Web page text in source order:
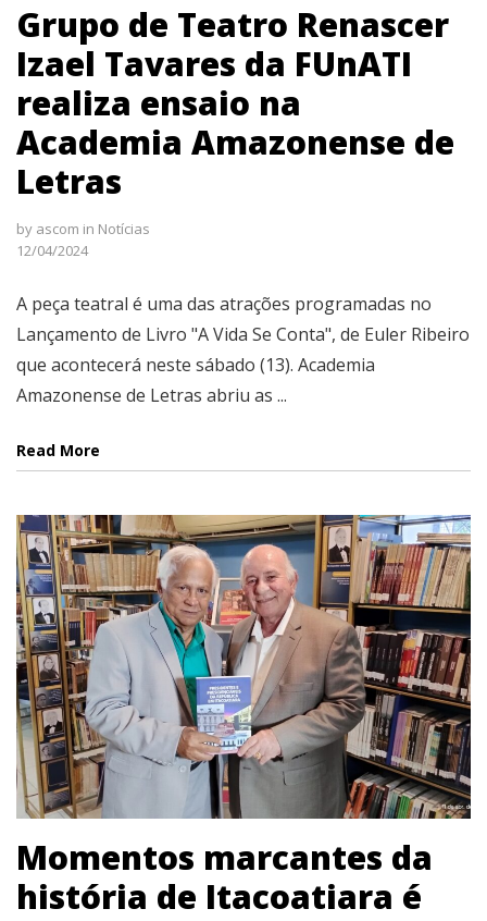
Grupo de Teatro Renascer
Izael Tavares da FUnATI
realiza ensaio na
Academia Amazonense de
Letras
by ascom in Notícias
12/04/2024
A peça teatral é uma das atrações programadas no
Lançamento de Livro "A Vida Se Conta", de Euler Ribeiro
que acontecerá neste sábado (13). Academia
Amazonense de Letras abriu as ...
Read More
Momentos marcantes da
história de Itacoatiara é